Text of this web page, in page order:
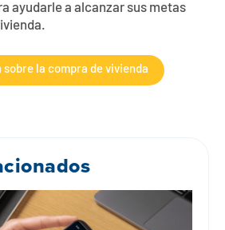
ayudarle a alcanzar sus metas
sobre la compra de vivienda